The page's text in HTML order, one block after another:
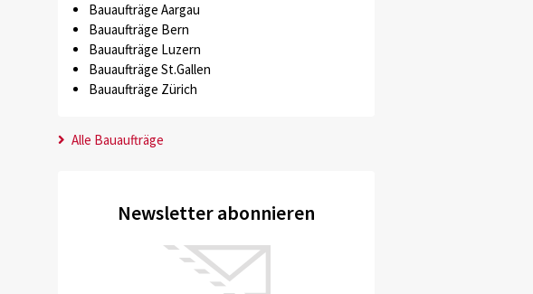
Bauaufträge Aargau
Bauaufträge Bern
Bauaufträge Luzern
Bauaufträge St.Gallen
Bauaufträge Zürich
Alle Bauaufträge
Newsletter abonnieren